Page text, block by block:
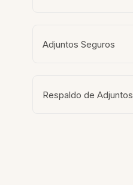
Adjuntos Seguros
Respaldo de Adjuntos